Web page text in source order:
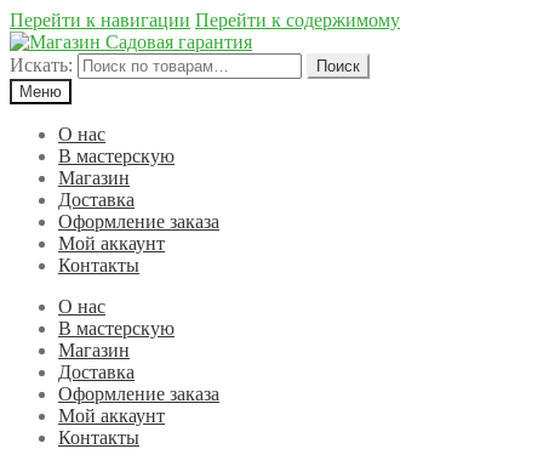
Перейти к навигации Перейти к содержимому
Искать:
Поиск
Меню
О нас
В мастерскую
Магазин
Доставка
Оформление заказа
Мой аккаунт
Контакты
О нас
В мастерскую
Магазин
Доставка
Оформление заказа
Мой аккаунт
Контакты